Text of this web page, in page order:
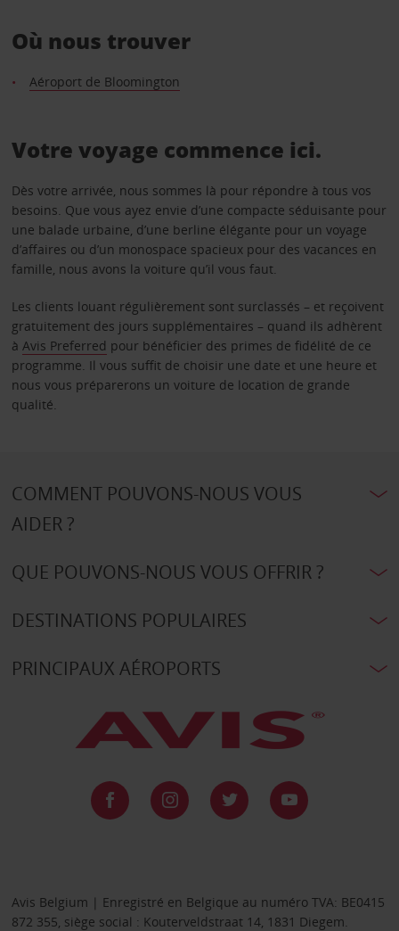
Où nous trouver
Aéroport de Bloomington
Votre voyage commence ici.
Dès votre arrivée, nous sommes là pour répondre à tous vos
besoins. Que vous ayez envie d’une compacte séduisante pour
une balade urbaine, d’une berline élégante pour un voyage
d’affaires ou d’un monospace spacieux pour des vacances en
famille, nous avons la voiture qu’il vous faut.
Les clients louant régulièrement sont surclassés – et reçoivent
gratuitement des jours supplémentaires – quand ils adhèrent
à Avis Preferred pour bénéficier des primes de fidélité de ce
programme. Il vous suffit de choisir une date et une heure et
nous vous préparerons un voiture de location de grande
qualité.
COMMENT POUVONS-NOUS VOUS
AIDER ?
QUE POUVONS-NOUS VOUS OFFRIR ?
DESTINATIONS POPULAIRES
PRINCIPAUX AÉROPORTS
Avis Belgium | Enregistré en Belgique au numéro TVA: BE0415
872 355, siège social : Kouterveldstraat 14, 1831 Diegem.